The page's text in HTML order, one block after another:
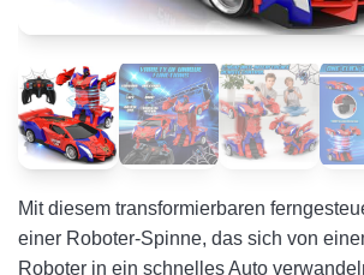
Mit diesem transformierbaren
einer Roboter-Spinne, das sich von
Roboter in ein schnelles Auto